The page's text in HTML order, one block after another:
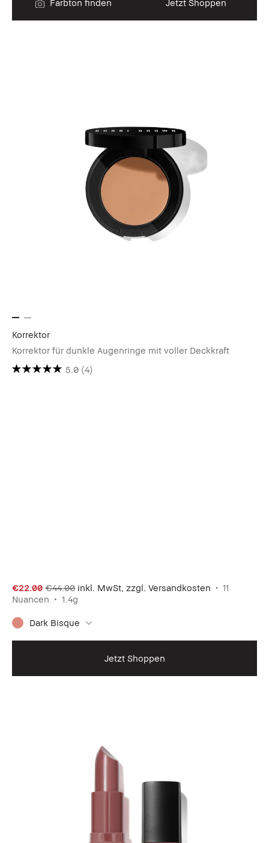
Farbton finden Jetzt Shoppen
Korrektor
Korrektor für dunkle Augenringe mit voller Deckkraft
5.0 (4)
€22.00 €44.00 inkl. MwSt, zzgl. Versandkosten
11
Nuancen
1.4g
Dark Bisque
Jetzt Shoppen